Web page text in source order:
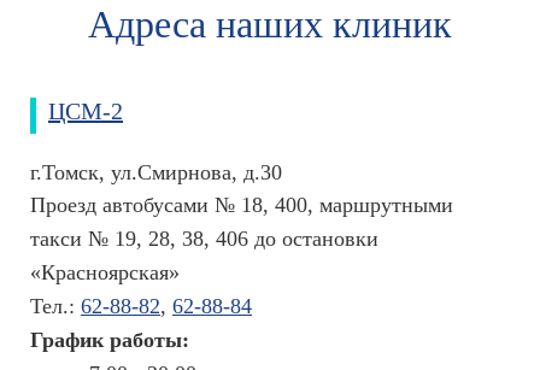
Адреса наших клиник
ЦСМ-2
г.Томск, ул.Смирнова, д.30
Проезд автобусами № 18, 400, маршрутными
такси № 19, 28, 38, 406 до остановки
«Красноярская»
Тел.: 62-88-82, 62-88-84
График работы: